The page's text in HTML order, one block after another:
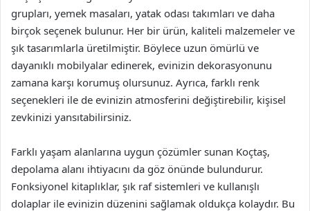
grupları, yemek masaları, yatak odası takımları ve daha
birçok seçenek bulunur. Her bir ürün, kaliteli malzemeler ve
şık tasarımlarla üretilmiştir. Böylece uzun ömürlü ve
dayanıklı mobilyalar edinerek, evinizin dekorasyonunu
zamana karşı korumuş olursunuz. Ayrıca, farklı renk
seçenekleri ile de evinizin atmosferini değiştirebilir, kişisel
zevkinizi yansıtabilirsiniz.
Farklı yaşam alanlarına uygun çözümler sunan Koçtaş,
depolama alanı ihtiyacını da göz önünde bulundurur.
Fonksiyonel kitaplıklar, şık raf sistemleri ve kullanışlı
dolaplar ile evinizin düzenini sağlamak oldukça kolaydır. Bu